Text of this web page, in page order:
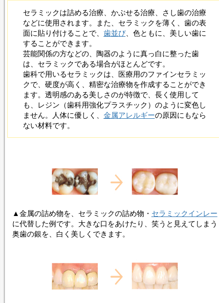
セラミックは詰める治療、かぶせる治療、さし歯の治療
などに使用されます。また、 セラミック を薄く、歯の表
面に貼り付けることで、 歯並び、色ともに、美しい歯に
することができます。
芸能関係の方などの、陶器のように真っ白に整った歯
は、 セラミックである場合がほとんどです。
歯科で用いるセラミックは、医療用のファインセラミッ
クで、硬度が高く、精密な治療物を作成することができ
ます。透明感のある美しさのが特徴で、長く使用して
も、レジン（歯科用強化プラスチック）のように変色し
ません。人体に優しく、 金属アレルギーの原因にもなら
ない材料です。
▲金属の詰め物を、 セラミックの詰め物・ セラミックインレー
に代替した例です。大きな口をあけたり、笑うと見えてしまう
奥歯の銀を、白く美しくできます。